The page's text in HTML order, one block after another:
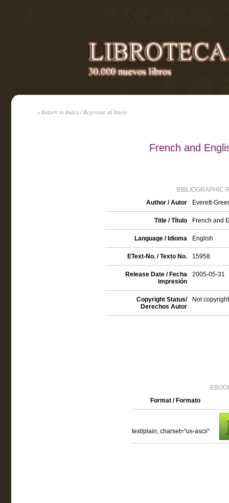
« Return to Index / Regresar al Inicio
French and
BIBLIOGRAPHIC
Author / Autor
Everett-
Title / Título French and
Language / Idioma English
EText-No. / Texto No. 15958
Release Date / Fecha
impresión
2005-05-31
Copyright Status/
Derechos Autor
Not
Format / Formato
text/plain; charset="us-ascii"